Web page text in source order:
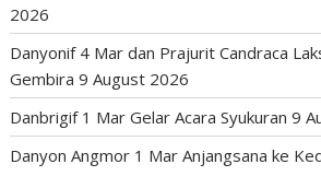
2026
Danyonif 4 Mar dan Prajurit Candraca
Gembira 9 August 2026
Danbrigif 1 Mar Gelar Acara Syukuran 9
Danyon Angmor 1 Mar Anjangsana ke